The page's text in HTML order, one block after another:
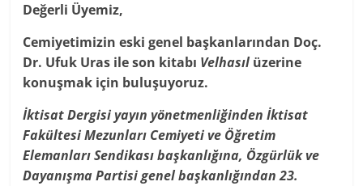
Değerli Üyemiz,
Cemiyetimizin eski genel başkanlarından Doç.
Dr. Ufuk Uras ile son kitabı Velhasıl üzerine
konuşmak için buluşuyoruz.
İktisat Dergisi yayın yönetmenliğinden İktisat
Fakültesi Mezunları Cemiyeti ve Öğretim
Elemanları Sendikası başkanlığına, Özgürlük ve
Dayanışma Partisi genel başkanlığından 23.